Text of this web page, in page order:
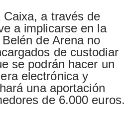
Caixa, a través de
a implicarse en la
de Arena no
de custodiar
se podrán hacer un
electrónica y
una aportación
de 6.000 euros.